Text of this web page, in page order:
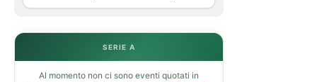
SERIE A
Al momento non ci sono eventi quotati in